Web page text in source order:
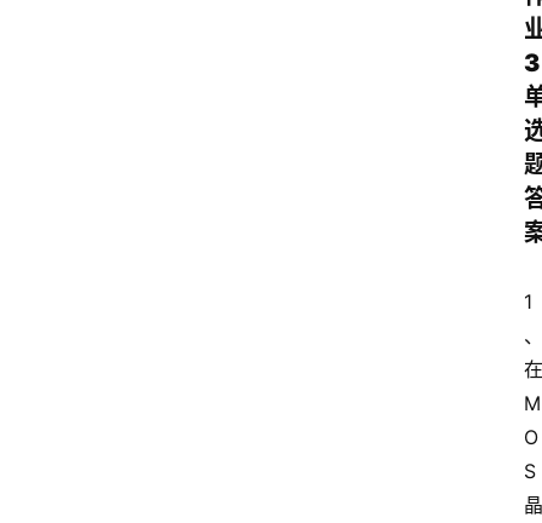
3
1
、
在
M
O
S
晶